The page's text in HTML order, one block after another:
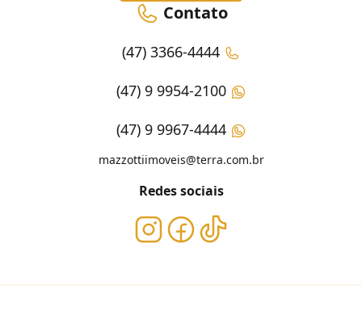
Contato
(47) 3366-4444
(47) 9 9954-2100
(47) 9 9967-4444
mazzottiimoveis@terra.com.br
Redes sociais